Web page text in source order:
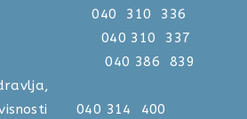
040 310 336
310 337
040 386 839
ovisnosti 040 314 400